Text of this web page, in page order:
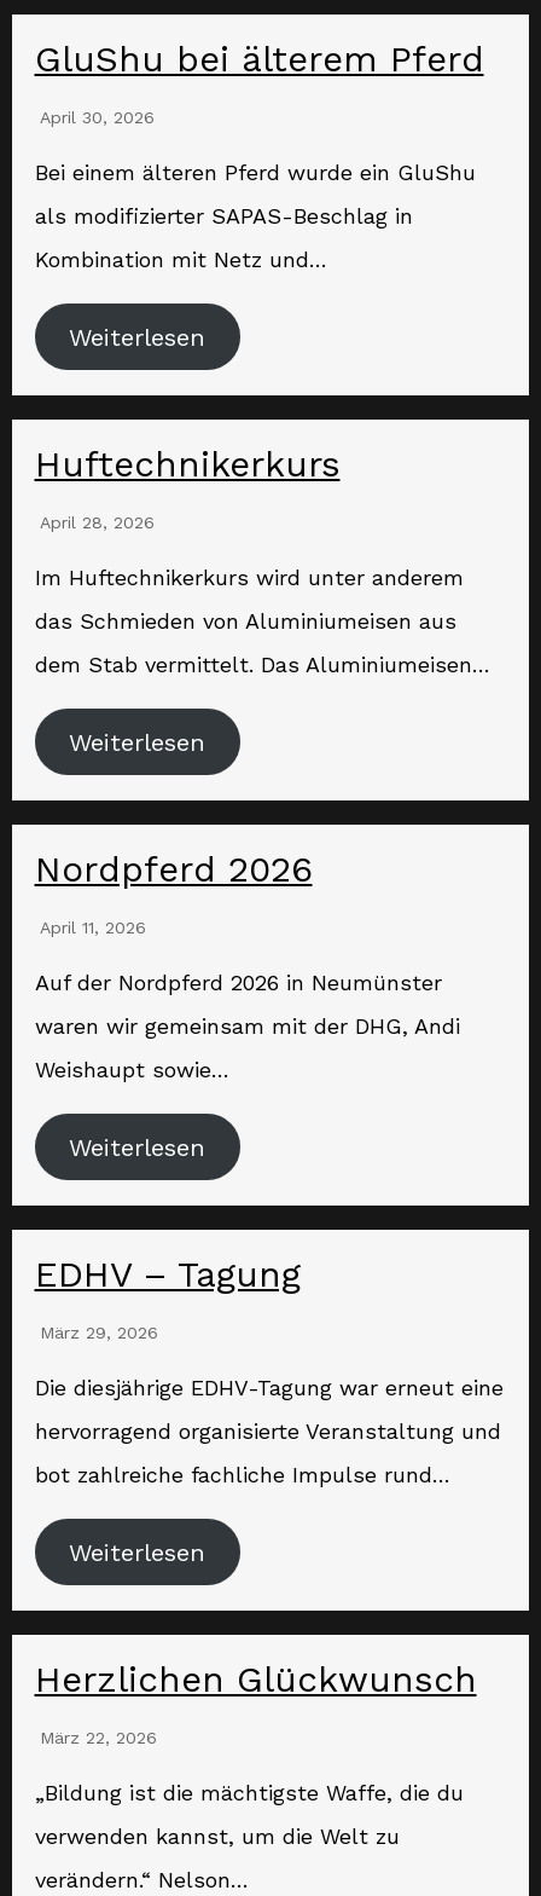
GluShu bei älterem Pferd
April 30, 2026
Bei einem älteren Pferd wurde ein GluShu
als modifizierter SAPAS-Beschlag in
Kombination mit Netz und…
Weiterlesen
Huftechnikerkurs
April 28, 2026
Im Huftechnikerkurs wird unter anderem
das Schmieden von Aluminiumeisen aus
dem Stab vermittelt. Das Aluminiumeisen…
Weiterlesen
Nordpferd 2026
April 11, 2026
Auf der Nordpferd 2026 in Neumünster
waren wir gemeinsam mit der DHG, Andi
Weishaupt sowie…
Weiterlesen
EDHV – Tagung
März 29, 2026
Die diesjährige EDHV-Tagung war erneut eine
hervorragend organisierte Veranstaltung und
bot zahlreiche fachliche Impulse rund…
Weiterlesen
Herzlichen Glückwunsch
März 22, 2026
„Bildung ist die mächtigste Waffe, die du
verwenden kannst, um die Welt zu
verändern.“ Nelson…